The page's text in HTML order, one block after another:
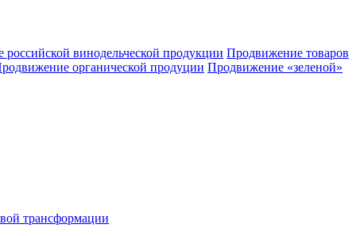
винодельческой продукции Продвижение товаров
органической продуции Продвижение «зеленой»
трансформации